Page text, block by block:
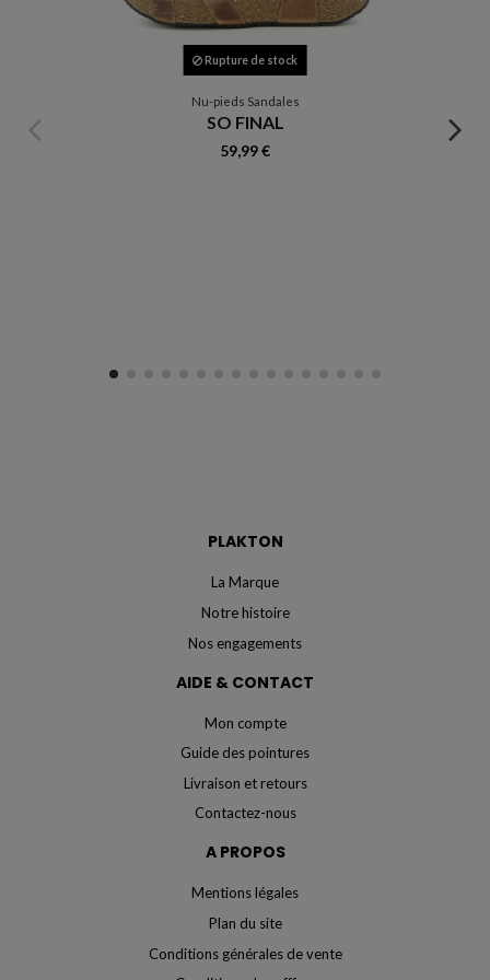
Rupture de stock
Nu-pieds Sandales
SO FINAL
59,99 €
PLAKTON
La Marque
Notre histoire
Nos engagements
AIDE & CONTACT
Mon compte
Guide des pointures
Livraison et retours
Contactez-nous
A PROPOS
Mentions légales
Plan du site
Conditions générales de vente